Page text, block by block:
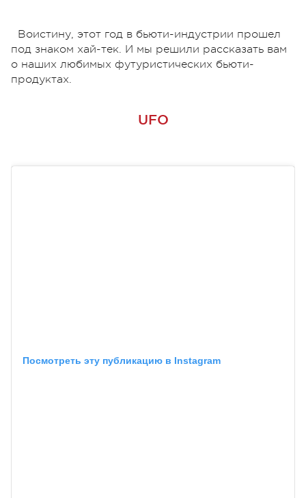
Воистину, этот год в бьюти-индустрии прошел
под знаком хай-тек. И мы решили рассказать вам
о наших любимых футуристических бьюти-
продуктах.
UFO
Посмотреть эту публикацию в Instagram